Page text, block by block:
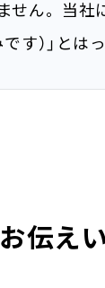
せん。当社
す）」と
伝え